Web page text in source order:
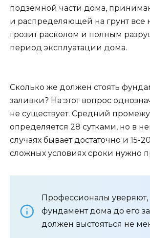
подземной части дома,
и распределяющей на грунт все
грозит расколом и полным
период эксплуатации дома.
Сколько же должен стоять
заливки? На этот вопрос
не существует. Средний
определяется 28 сутками, но в
случаях бывает достаточно и 15-
сложных условиях сроки нужно
Профессионалы уверяют,
фундамент дома до его
должен выстояться не